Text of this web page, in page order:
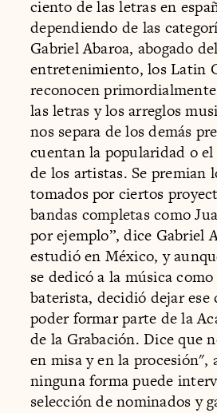
ciento de las letras en
dependiendo de las
Gabriel Abaroa, abogado
entretenimiento, los Latin
reconocen
las letras y los arreglos
nos separa de los demás
cuentan la popularidad o
de los artistas. Se premian
tomados por ciertos
bandas completas como
por ejemplo”, dice Gabriel
estudió en México, y
se dedicó a la música
baterista, decidió dejar ese
poder formar parte de la
de la Grabación. Dice que
en misa y en la procesión",
ninguna forma puede
selección de nominados y